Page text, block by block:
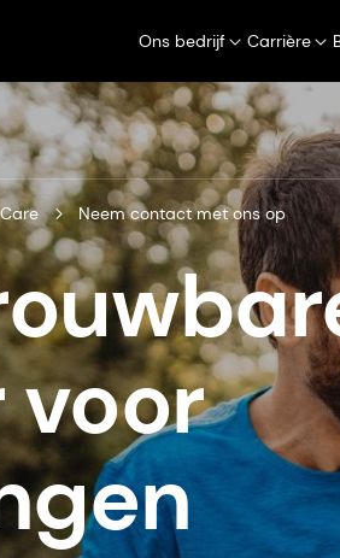
Ons bedrijf Carrière
Neem contact met ons op